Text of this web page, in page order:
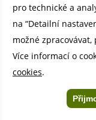
Registrovat se
Město Horní Jelení
informace|
YouCan.cz
pro technické a
na “Detailní
možné
Více informací o
cookies.